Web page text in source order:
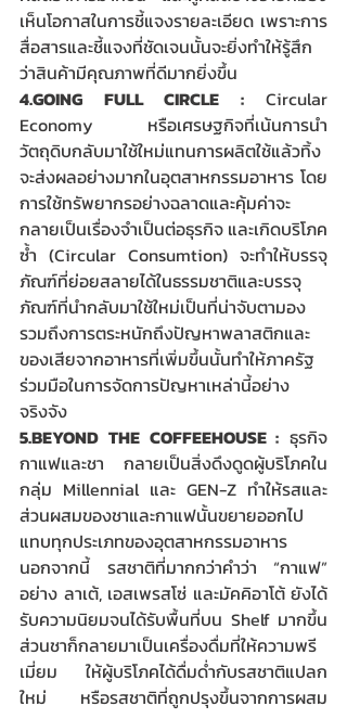
เห็นโอกาสในการชี้แจงรายละเอียด เพราะการ
สื่อสารและชี้แจงที่ชัดเจนนั้นจะยิ่งทำให้รู้สึก
ว่าสินค้ามีคุณภาพที่ดีมากยิ่งขึ้น
4.GOING FULL CIRCLE : Circular
Economy หรือเศรษฐกิจที่เน้นการนำ
วัตถุดิบกลับมาใช้ใหม่แทนการผลิตใช้แล้วทิ้ง
จะส่งผลอย่างมากในอุตสาหกรรมอาหาร โดย
การใช้ทรัพยากรอย่างฉลาดและคุ้มค่าจะ
กลายเป็นเรื่องจำเป็นต่อธุรกิจ และเกิดบริโภค
ซ้ำ (Circular Consumtion) จะทำให้บรรจุ
ภัณฑ์ที่ย่อยสลายได้ในธรรมชาติและบรรจุ
ภัณฑ์ที่นำกลับมาใช้ใหม่เป็นที่น่าจับตามอง
รวมถึงการตระหนักถึงปัญหาพลาสติกและ
ของเสียจากอาหารที่เพิ่มขึ้นนั้นทำให้ภาครัฐ
ร่วมมือในการจัดการปัญหาเหล่านี้อย่าง
จริงจัง
5.BEYOND THE COFFEEHOUSE : ธุรกิจ
กาแฟและชา กลายเป็นสิ่งดึงดูดผู้บริโภคใน
กลุ่ม Millennial และ GEN-Z ทำให้รสและ
ส่วนผสมของชาและกาแฟนั้นขยายออกไป
แทบทุกประเภทของอุตสาหกรรมอาหาร
นอกจากนี้ รสชาติที่มากกว่าคำว่า “กาแฟ”
อย่าง ลาเต้, เอสเพรสโซ่ และมัคคิอาโต้ ยังได้
รับความนิยมจนได้รับพื้นที่บน Shelf มากขึ้น
ส่วนชาก็กลายมาเป็นเครื่องดื่มที่ให้ความพรี
เมี่ยม ให้ผู้บริโภคได้ดื่มด่ำกับรสชาติแปลก
ใหม่ หรือรสชาติที่ถูกปรุงขึ้นจากการผสม